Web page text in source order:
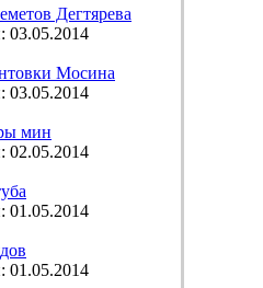
Дегтярева
03.05.2014
Мосина
03.05.2014
мин
02.05.2014
01.05.2014
01.05.2014